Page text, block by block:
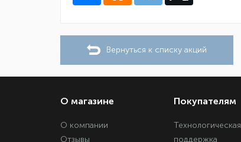
Вернуться к списку акций
О магазине
О компании
Отзывы
Покупателям
Технологическая
поддержка